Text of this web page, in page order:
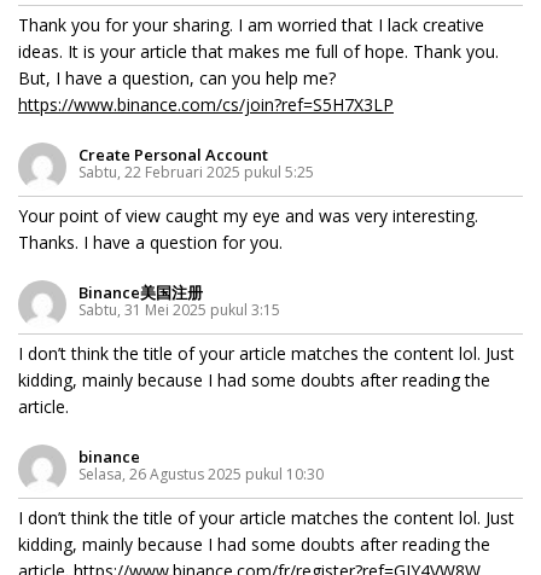
Thank you for your sharing. I am worried that I lack creative
ideas. It is your article that makes me full of hope. Thank you.
But, I have a question, can you help me?
https://www.binance.com/cs/join?ref=S5H7X3LP
Create Personal Account
Sabtu, 22 Februari 2025 pukul 5:25
Your point of view caught my eye and was very interesting.
Thanks. I have a question for you.
Binance美国注册
Sabtu, 31 Mei 2025 pukul 3:15
I don’t think the title of your article matches the content lol. Just
kidding, mainly because I had some doubts after reading the
article.
binance
Selasa, 26 Agustus 2025 pukul 10:30
I don’t think the title of your article matches the content lol. Just
kidding, mainly because I had some doubts after reading the